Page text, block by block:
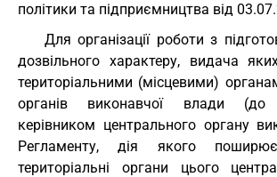
політики та підприємництва від
Для організації роботи з
дозвільного характеру, видача
територіальними (місцевими)
органів виконавчої влади (до
керівником центрального органу
Регламенту, дія якого
територіальні органи цього